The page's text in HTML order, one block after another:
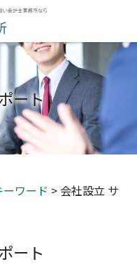
ート
ワード > 会社設立 サ
ート